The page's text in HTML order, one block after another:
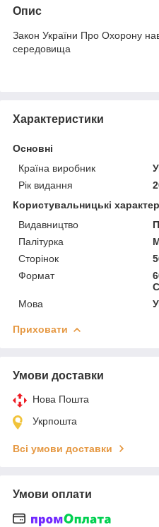
Опис
Закон України Про Охорону
середовища
Характеристики
Основні
Країна виробник
Рік видання
Користувальницькі
Видавництво
Палітурка
Сторінок
Формат
Мова
Приховати
Умови доставки
Нова Пошта
Укрпошта
Всі умови доставки
Умови оплати